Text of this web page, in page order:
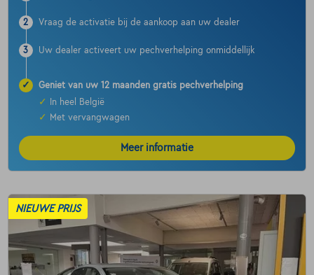
2 Vraag de activatie bij de aankoop aan uw dealer
3 Uw dealer activeert uw pechverhelping onmiddellijk
✓
Geniet van uw 12 maanden gratis pechverhelping
✓
In heel België
✓
Met vervangwagen
Meer informatie
NIEUWE PRIJS